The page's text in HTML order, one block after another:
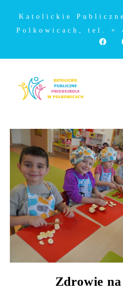
Katolickie
Polkowicach, tel. +
Zdrowie